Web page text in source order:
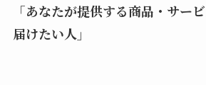
「あなたが提供する商品・サー
届けたい人」